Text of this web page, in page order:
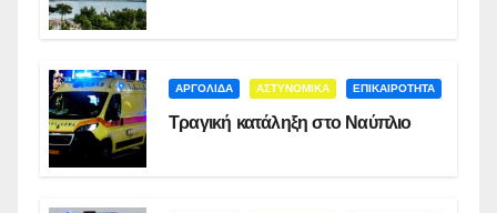
ΑΡΓΟΛΙΔΑ ΑΣΤΥΝΟΜΙΚΑ ΕΠΙΚΑΙΡΟΤΗΤΑ
Τραγική κατάληξη στο Ναύπλιο